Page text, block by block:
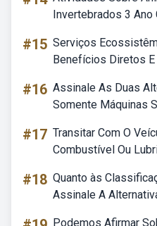
Invertebrados 3 Ano
#15 Serviços
Benefícios Diretos
#16 Assinale As Duas
Somente Máquinas
#17 Transitar Com O
Combustível Ou
#18 Quanto às
Assinale A
Podemos Afirmar